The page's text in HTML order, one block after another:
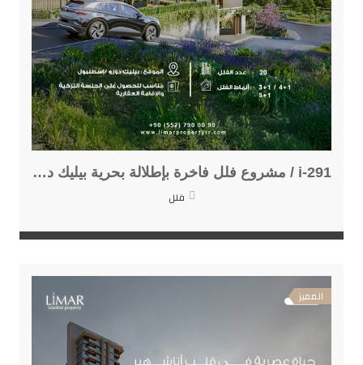
i-291 / مشروع فلل فاخرة بإطلالة بحرية بيليك دوزو
فلل
المميز